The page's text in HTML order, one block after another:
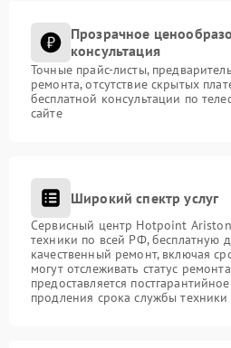
Прозрачное
консультация
Точные прайс-листы,
ремонта, отсутствие скрытых
бесплатной консультации по
сайте
Широкий спектр услуг
Сервисный центр Hotpoint Ariston
техники по всей РФ, бесплатную
качественный ремонт, включая
могут отслеживать статус
предоставляется
продления срока службы техники